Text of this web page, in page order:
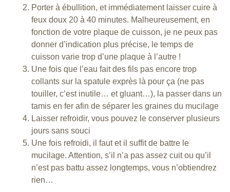
Porter à ébullition, et immédiatement laisser cuire à
feux doux 20 à 40 minutes. Malheureusement, en
fonction de votre plaque de cuisson, je ne peux pas
donner d’indication plus précise, le temps de
cuisson varie trop d’une plaque à l’autre !
Une fois que l’eau fait des fils pas encore trop
collants sur la spatule exprès là pour ça (ne pas
touiller, c’est inutile… et gluant…), la passer dans un
tamis en fer afin de séparer les graines du mucilage
Laisser refroidir, vous pouvez le conserver plusieurs
jours sans souci
Une fois refroidi, il faut et il suffit de battre le
mucilage. Attention, s’il n’a pas assez cuit ou qu’il
n’est pas battu assez longtemps, vous n’obtiendrez
rien…